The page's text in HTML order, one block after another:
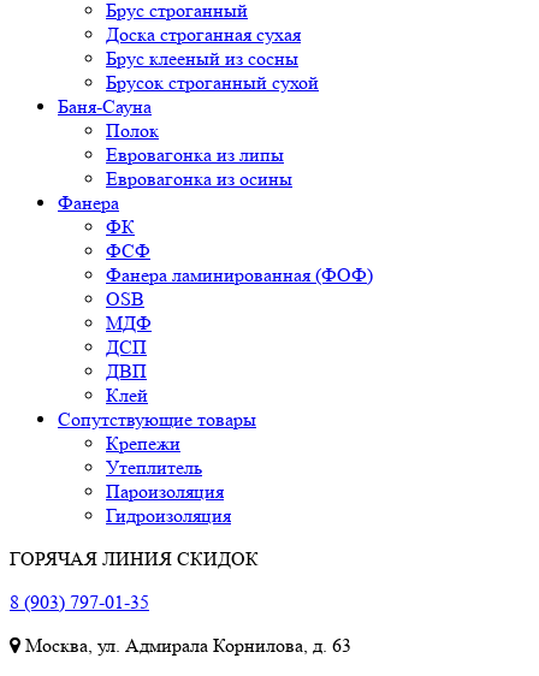
Брус строганный
Доска строганная сухая
Брус клееный из сосны
Брусок строганный сухой
Баня-Сауна
Полок
Евровагонка из липы
Евровагонка из осины
Фанера
ФК
ФСФ
Фанера ламинированная (ФОФ)
OSB
МДФ
ДСП
ДВП
Клей
Сопутствующие товары
Крепежи
Утеплитель
Пароизоляция
Гидроизоляция
ГОРЯЧАЯ ЛИНИЯ СКИДОК
8 (903) 797-01-35
Москва, ул. Адмирала Корнилова, д. 63